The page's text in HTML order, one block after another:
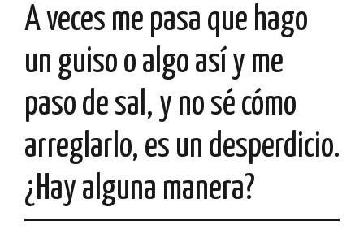
A veces me pasa que hago
un guiso o algo así y me
paso de sal, y no sé cómo
arreglarlo, es un desperdicio.
¿Hay alguna manera?